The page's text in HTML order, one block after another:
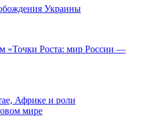
Украины
«Точки Роста: мир России —
Африке и роли
мире